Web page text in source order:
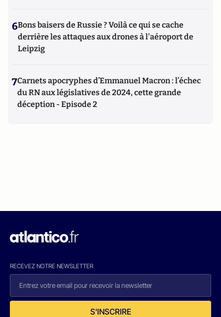
6Bons baisers de Russie ? Voilà ce qui se cache
derrière les attaques aux drones à l'aéroport de
Leipzig
7Carnets apocryphes d’Emmanuel Macron : l’échec
du RN aux législatives de 2024, cette grande
déception - Episode 2
RECEVEZ NOTRE NEWSLETTER
S'INSCRIRE